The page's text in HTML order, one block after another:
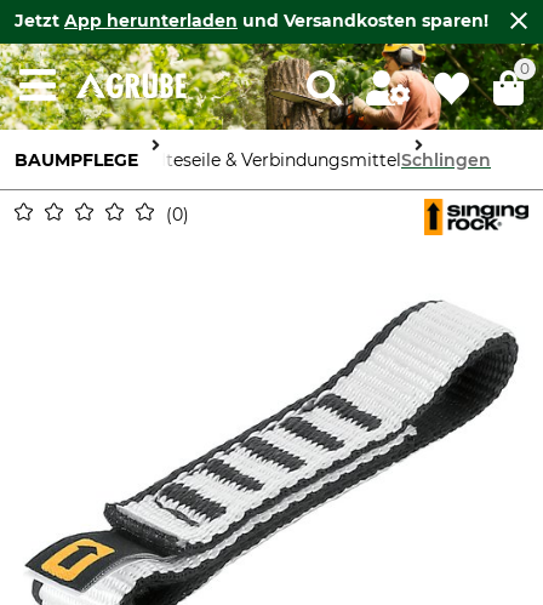
Jetzt App herunterladen und Versandkosten sparen!
0
BAUMPFLEGE Halteseile & VerbindungsmittelSchlingen
0